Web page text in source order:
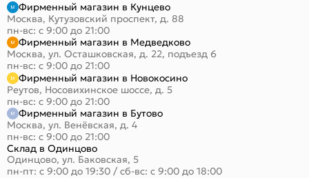
Фирменный магазин в Кунцево
Москва, Кутузовский проспект, д. 88
пн-вс: с 9:00 до 21:00
Фирменный магазин в Медведково
Москва, ул. Осташковская, д. 22, подъезд 6
пн-вс: с 9:00 до 21:00
Фирменный магазин в Новокосино
Реутов, Носовихинское шоссе, д. 5
пн-вс: с 9:00 до 21:00
Фирменный магазин в Бутово
Москва, ул. Венёвская, д. 4
пн-вс: с 9:00 до 21:00
Склад в Одинцово
Одинцово, ул. Баковская, 5
пн-пт: с 9:00 до 19:30 / сб-вс: с 9:00 до 18:00